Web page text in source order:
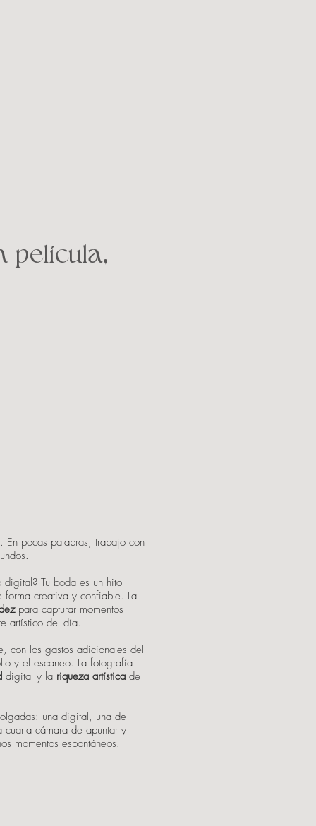
película,
En pocas palabras, trabajo con
Tu boda es un hito
forma creativa y confiable. La
para capturar momentos
artístico del día.
con los gastos adicionales del
y el escaneo. La fotografía
digital y la riqueza artística de
una digital, una de
cámara de apuntar y
momentos espontáneos.